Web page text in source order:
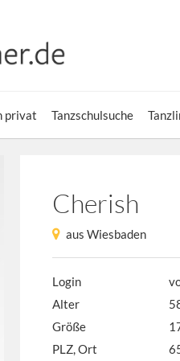
privat Tanzschulsuche
Cherish
aus Wiesbaden
Login
Alter
Größe
PLZ, Ort